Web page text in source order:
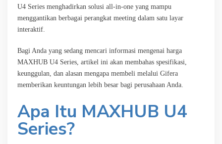
U4 Series menghadirkan solusi all-in-one yang mampu
menggantikan berbagai perangkat meeting dalam satu layar
interaktif.
Bagi Anda yang sedang mencari informasi mengenai harga
MAXHUB U4 Series, artikel ini akan membahas spesifikasi,
keunggulan, dan alasan mengapa membeli melalui Gifera
memberikan keuntungan lebih besar bagi perusahaan Anda.
Apa Itu MAXHUB U4
Series?